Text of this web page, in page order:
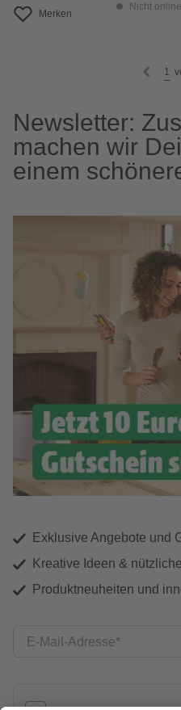
Merken
Nicht
1
Newsletter:
machen wir
einem
Exklusive Angebote und
Kreative Ideen &
Produktneuheiten und
E-Mail-Adresse